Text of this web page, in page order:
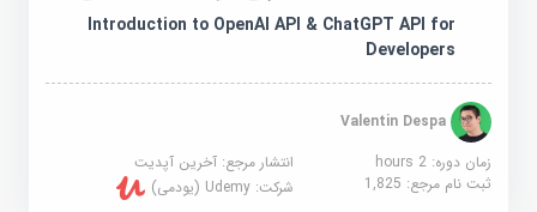
Introduction to OpenAI API & ChatGPT API for
Developers
Valentin Despa
زمان دوره: 2 hours
انتشار مرجع:آخرین آپدیت
ثبت نام مرجع:1,825 شرکت:Udemy (یودمی)